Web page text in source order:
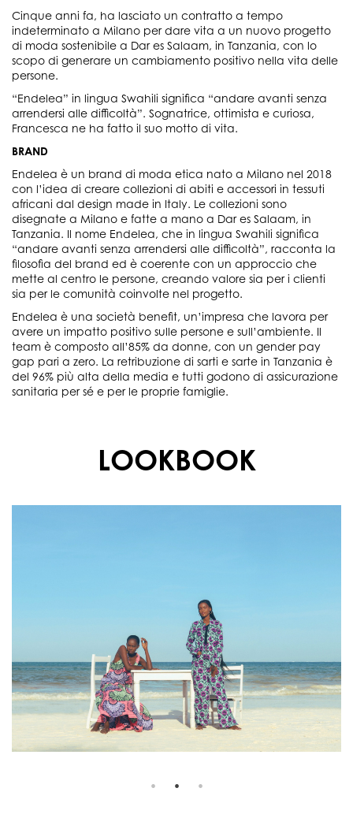
Cinque anni fa, ha lasciato un contratto a tempo
indeterminato a Milano per dare vita a un nuovo progetto
di moda sostenibile a Dar es Salaam, in Tanzania, con lo
scopo di generare un cambiamento positivo nella vita delle
persone.
“Endelea” in lingua Swahili significa “andare avanti senza
arrendersi alle difficoltà”. Sognatrice, ottimista e curiosa,
Francesca ne ha fatto il suo motto di vita.
BRAND
Endelea è un brand di moda etica nato a Milano nel 2018
con l’idea di creare collezioni di abiti e accessori in tessuti
africani dal design made in Italy. Le collezioni sono
disegnate a Milano e fatte a mano a Dar es Salaam, in
Tanzania. Il nome Endelea, che in lingua Swahili significa
“andare avanti senza arrendersi alle difficoltà”, racconta la
filosofia del brand ed è coerente con un approccio che
mette al centro le persone, creando valore sia per i clienti
sia per le comunità coinvolte nel progetto.
Endelea è una società benefit, un’impresa che lavora per
avere un impatto positivo sulle persone e sull’ambiente. Il
team è composto all’85% da donne, con un gender pay
gap pari a zero. La retribuzione di sarti e sarte in Tanzania è
del 96% più alta della media e tutti godono di assicurazione
sanitaria per sé e per le proprie famiglie.
LOOKBOOK